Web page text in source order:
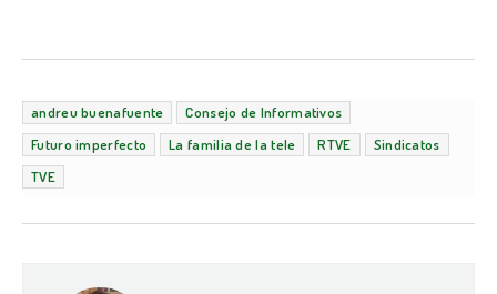
andreu buenafuente
Consejo de Informativos
Futuro imperfecto
La familia de la tele RTVE
Sindicatos
TVE